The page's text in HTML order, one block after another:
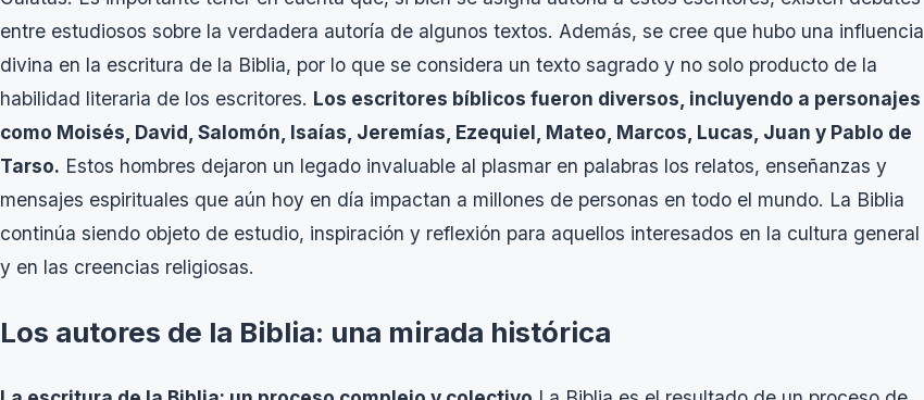
entre estudiosos sobre la verdadera autoría de algunos textos. Además, se cree que hubo una influencia
divina en la escritura de la Biblia, por lo que se considera un texto sagrado y no solo producto de la
habilidad literaria de los escritores. Los escritores bíblicos fueron diversos, incluyendo a personajes
como Moisés, David, Salomón, Isaías, Jeremías, Ezequiel, Mateo, Marcos, Lucas, Juan y Pablo de
Tarso. Estos hombres dejaron un legado invaluable al plasmar en palabras los relatos, enseñanzas y
mensajes espirituales que aún hoy en día impactan a millones de personas en todo el mundo. La Biblia
continúa siendo objeto de estudio, inspiración y reflexión para aquellos interesados en la cultura general
y en las creencias religiosas.
Los autores de la Biblia: una mirada histórica